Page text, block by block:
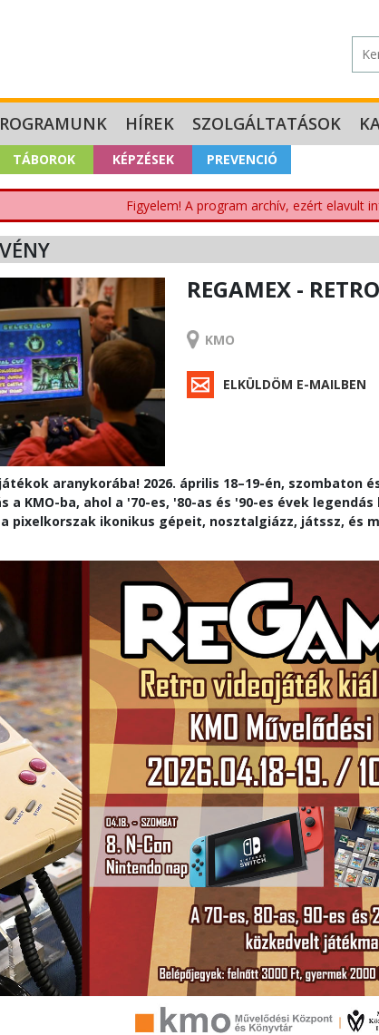
HÍREK SZOLGÁLTATÁSOK
TÁBOROK KÉPZÉSEK PREVENCIÓ
Figyelem! A program archív, ezért elavult
REGAMEX -
KMO
ELKÜLDÖM E-MAILBEN
aranykorába! 2026. április 18–19-én, szombaton
a KMO-ba, ahol a '70-es, '80-as és '90-es évek
pixelkorszak ikonikus gépeit, nosztalgiázz, játssz, és